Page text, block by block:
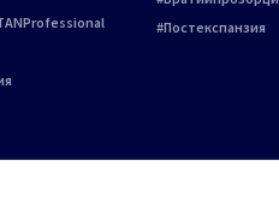
Постекспанзия